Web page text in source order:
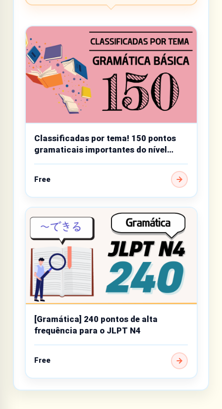
Classificadas por tema! 150 pontos
gramaticais importantes do nível
Free
[Gramática] 240 pontos de alta
frequência para o JLPT N4
Free